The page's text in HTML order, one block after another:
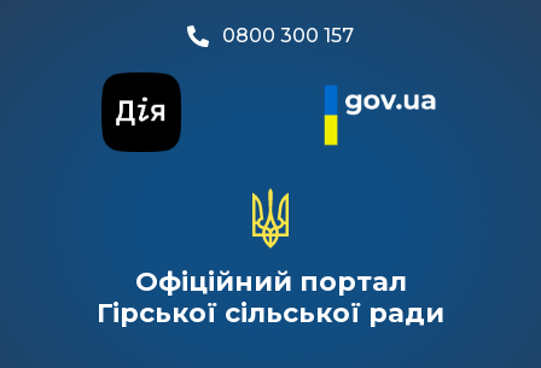
0800 300 157
Офіційний портал
Гірської сільської ради